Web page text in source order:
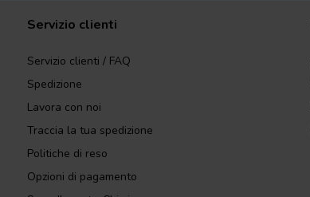
Servizio clienti
Servizio clienti / FAQ
Spedizione
Lavora con noi
Traccia la tua spedizione
Politiche di reso
Opzioni di pagamento